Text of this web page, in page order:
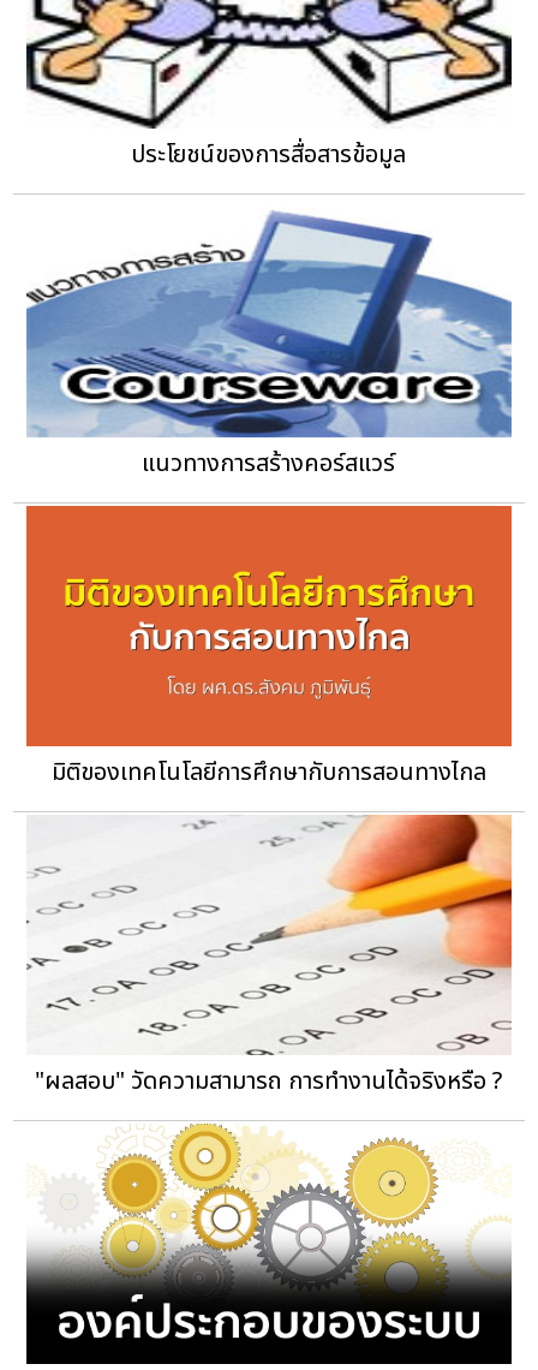
ประโยชน์ของการสื่อสารข้อมูล
แนวทางการสร้างคอร์สแวร์
มิติของเทคโนโลยีการศึกษากับการสอนทางไกล
"ผลสอบ" วัดความสามารถ การทำงานได้จริงหรือ ?